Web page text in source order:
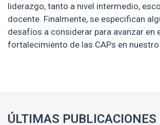
liderazgo, tanto a nivel intermedio,
docente. Finalmente, se especifican
desafíos a considerar para avanzar en
fortalecimiento de las CAPs en nuestro
ÚLTIMAS PUBLICACIONES